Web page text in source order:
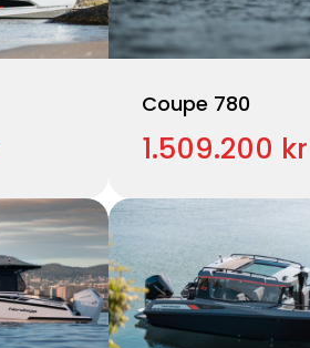
Coupe 780
1.509.200 kr